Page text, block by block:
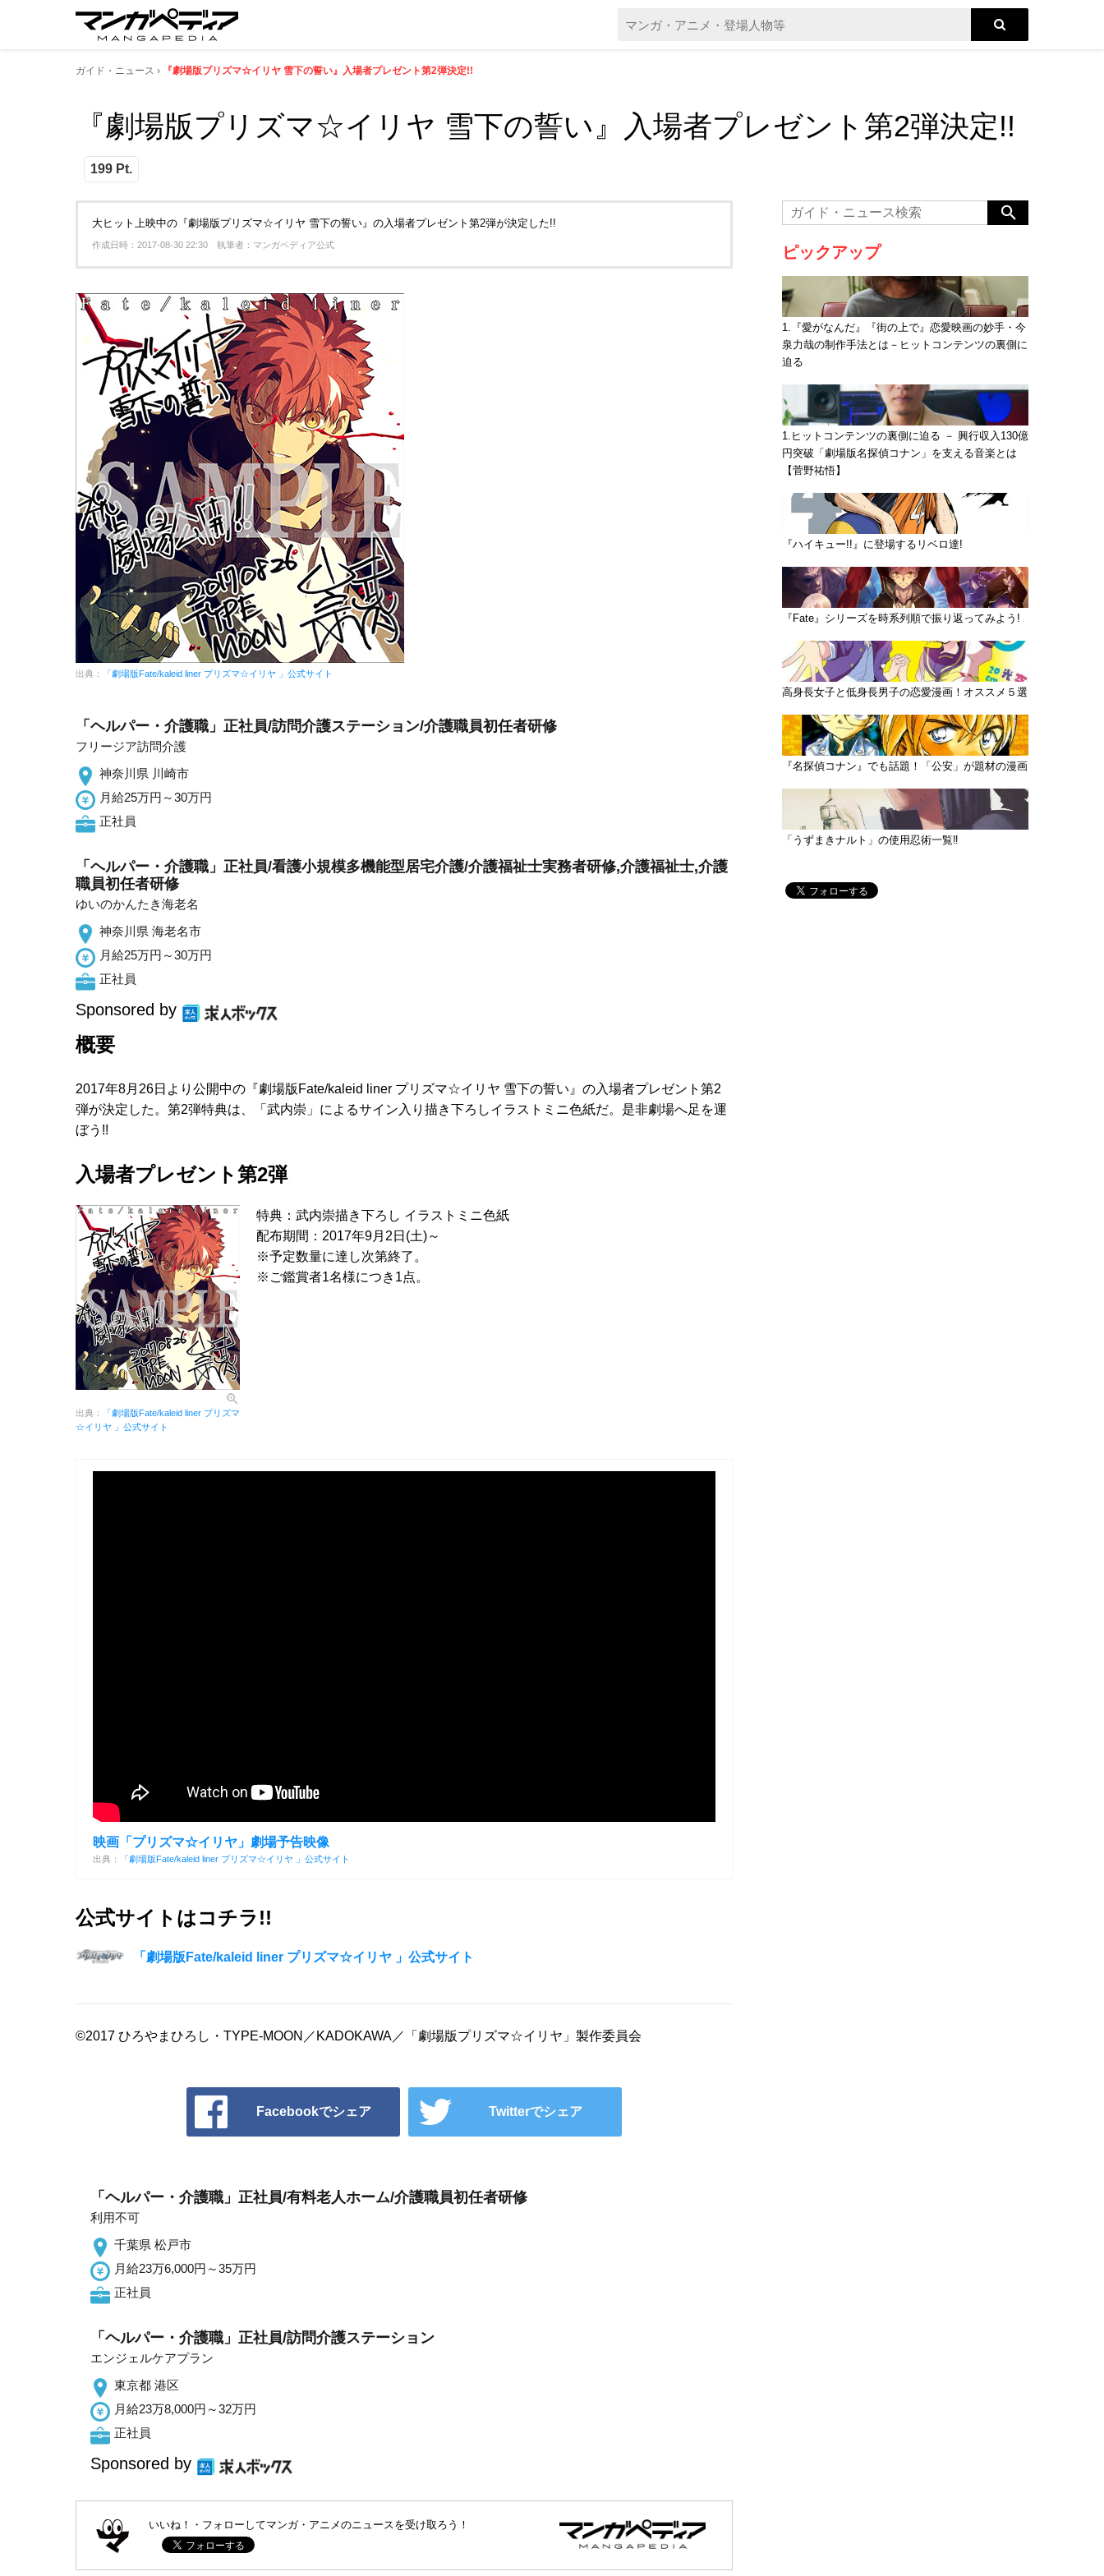
ガイド・ニュース 『劇場版プリズマ☆イリヤ 雪下の誓い』入場者プレゼント第2弾決定!!
『劇場版プリズマ☆イリヤ 雪下の誓い』入場者プレゼント第2弾決定!!
199 Pt.
大ヒット上映中の『劇場版プリズマ☆イリヤ 雪下の誓い』の入場者プレゼント第2弾が決定した!!
作成日時：2017-08-30 22:30 執筆者：マンガペディア公式
出典： 「劇場版Fate/kaleid liner プリズマ☆イリヤ 」公式サイト
「ヘルパー・介護職」正社員/訪問介護ステーション/介護職員初任者研修
フリージア訪問介護
神奈川県 川崎市
月給25万円～30万円
正社員
「ヘルパー・介護職」正社員/看護小規模多機能型居宅介護/介護福祉士実務者研修,介護福祉士,介護
職員初任者研修
ゆいのかんたき海老名
神奈川県 海老名市
月給25万円～30万円
正社員
Sponsored by
概要
2017年8月26日より公開中の『劇場版Fate/kaleid liner プリズマ☆イリヤ 雪下の誓い』の入場者プレゼント第2
弾が決定した。第2弾特典は、「武内崇」によるサイン入り描き下ろしイラストミニ色紙だ。是非劇場へ足を運
ぼう!!
入場者プレゼント第2弾
出典：
「劇場版Fate/kaleid liner プリズマ
☆イリヤ 」公式サイト
特典：武内崇描き下ろし イラストミニ色紙
配布期間：2017年9月2日(土)～
※予定数量に達し次第終了。
※ご鑑賞者1名様につき1点。
映画「プリズマ☆イリヤ」劇場予告映像
出典： 「劇場版Fate/kaleid liner プリズマ☆イリヤ 」公式サイト
公式サイトはコチラ!!
「劇場版Fate/kaleid liner プリズマ☆イリヤ 」公式サイト
©2017 ひろやまひろし・TYPE-MOON／KADOKAWA／「劇場版プリズマ☆イリヤ」製作委員会
Facebookでシェア Twitterでシェア
「ヘルパー・介護職」正社員/有料老人ホーム/介護職員初任者研修
利用不可
千葉県 松戸市
月給23万6,000円～35万円
正社員
「ヘルパー・介護職」正社員/訪問介護ステーション
エンジェルケアプラン
東京都 港区
月給23万8,000円～32万円
正社員
Sponsored by
ピックアップ
1.『愛がなんだ』『街の上で』恋愛映画の妙手・今
泉力哉の制作手法とは－ヒットコンテンツの裏側に
迫る
1.ヒットコンテンツの裏側に迫る － 興行収入130億
円突破「劇場版名探偵コナン」を支える音楽とは
【菅野祐悟】
『ハイキュー!!』に登場するリベロ達!
『Fate』シリーズを時系列順で振り返ってみよう!
高身長女子と低身長男子の恋愛漫画！オススメ５選
『名探偵コナン』でも話題！「公安」が題材の漫画
「うずまきナルト」の使用忍術一覧‼
いいね！・フォローしてマンガ・アニメのニュースを受け取ろう！